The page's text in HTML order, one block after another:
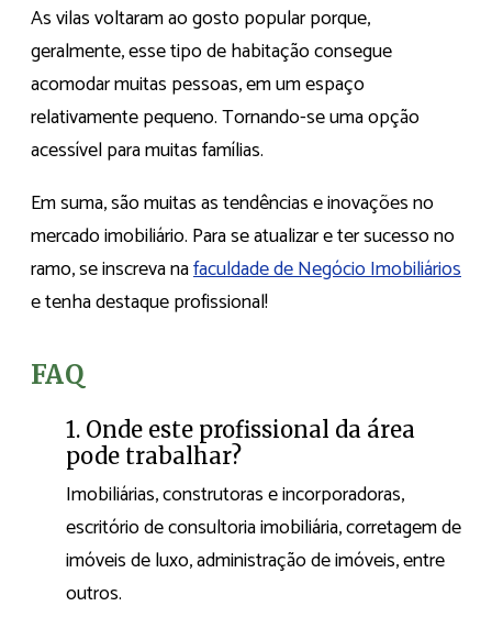
As vilas voltaram ao gosto popular porque,
geralmente, esse tipo de habitação consegue
acomodar muitas pessoas, em um espaço
relativamente pequeno. Tornando-se uma opção
acessível para muitas famílias.
Em suma, são muitas as tendências e inovações no
mercado imobiliário. Para se atualizar e ter sucesso no
ramo, se inscreva nafaculdade de Negócio Imobiliários
e tenha destaque profissional!
FAQ
1. Onde este profissional da área
pode trabalhar?
Imobiliárias, construtoras e incorporadoras,
escritório de consultoria imobiliária, corretagem de
imóveis de luxo, administração de imóveis, entre
outros.